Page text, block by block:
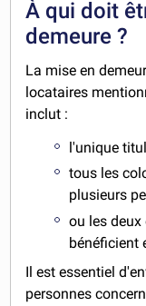
À qui doit
demeure ?
La mise en
locataires
inclut :
l'unique
tous les
plusieurs
ou les
bénéficient
Il est essentiel
personnes